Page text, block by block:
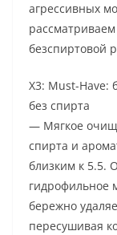
агрессивных
безспиртовой
Х3: Must-Have:
без спирта
— Мягкое
спирта и
близким к 5.5.
гидрофильное
бережно
пересушивая